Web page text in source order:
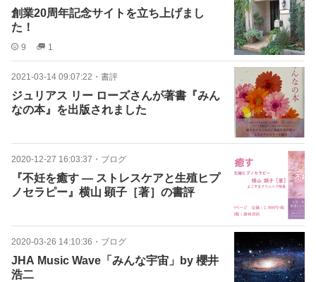
創業20周年記念サイトを立ち上げまし
た！
9 1
2021-03-14 09:07:22 ・ 書評
ジュリアス リー ローズさんが著書『みん
なの本』を出版されました
2020-12-27 16:03:37 ・ ブログ
『不妊を癒す ― ストレスケアと生殖ヒプ
ノセラピー』横山 顕子［著］の書評
2020-03-26 14:10:36 ・ ブログ
JHA Music Wave「みんな宇宙」by 櫻井
浩二